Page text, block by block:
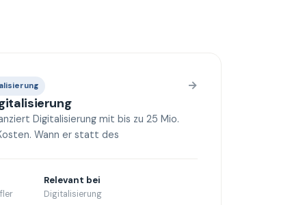
→
Digitalisierung mit bis zu 25 Mio.
Wann er statt des
Relevant bei
Digitalisierung